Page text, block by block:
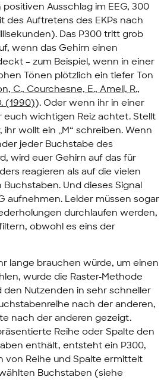
Ausschlag im EEG, 300
des Auftretens des EKPs nach
Das P300 tritt grob
wenn das Gehirn einen
– zum Beispiel, wenn in einer
Tönen plötzlich ein tiefer Ton
C., Courchesne, E., Ameli, R.,
(1990)). Oder wenn ihr in einer
euch wichtigen Reiz achtet. Stellt
wollt ein „M“ schreiben. Wenn
jeder Buchstabe des
wird euer Gehirn auf das für
reagieren als auf die vielen
Und dieses Signal
aufnehmen. Leider müssen sogar
durchlaufen werden,
obwohl es eins der
lange brauchen würde, um einen
wurde die Raster-Methode
Nutzenden in sehr schneller
nach der anderen,
nach der anderen gezeigt.
Reihe oder Spalte den
enthält, entsteht ein P300,
von Reihe und Spalte ermittelt
Buchstaben (siehe